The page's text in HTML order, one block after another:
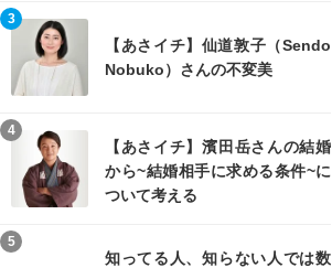
【あさイチ】仙道敦子（Sendo
Nobuko）さんの不変美
3
【あさイチ】濱田岳さんの結婚
から~結婚相手に求める条件~に
ついて考える
4
知ってる人、知らない人では数
5